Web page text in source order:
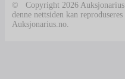
© Copyright 2026
denne nettsiden kan
Auksjonarius.no.